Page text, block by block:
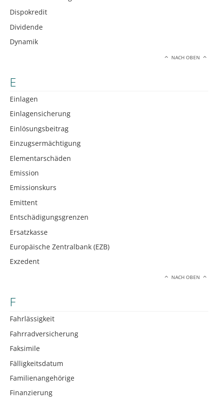
Dispokredit
Dividende
Dynamik
NACH OBEN
E
Einlagen
Einlagensicherung
Einlösungsbeitrag
Einzugsermächtigung
Elementarschäden
Emission
Emissionskurs
Emittent
Entschädigungsgrenzen
Ersatzkasse
Europäische Zentralbank (EZB)
Exzedent
NACH OBEN
F
Fahrlässigkeit
Fahrradversicherung
Faksimile
Fälligkeitsdatum
Familienangehörige
Finanzierung